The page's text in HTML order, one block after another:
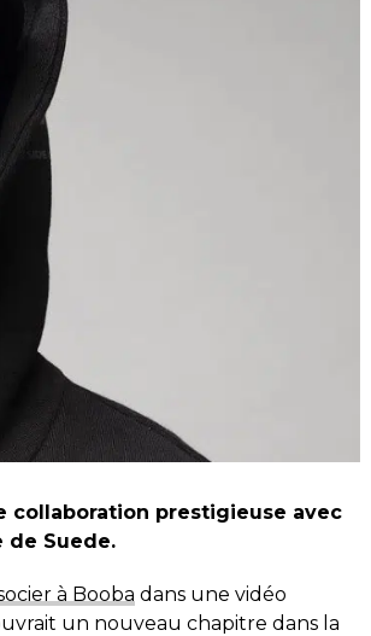
collaboration prestigieuse avec
de Suede.
à Booba dans une vidéo
un nouveau chapitre dans la